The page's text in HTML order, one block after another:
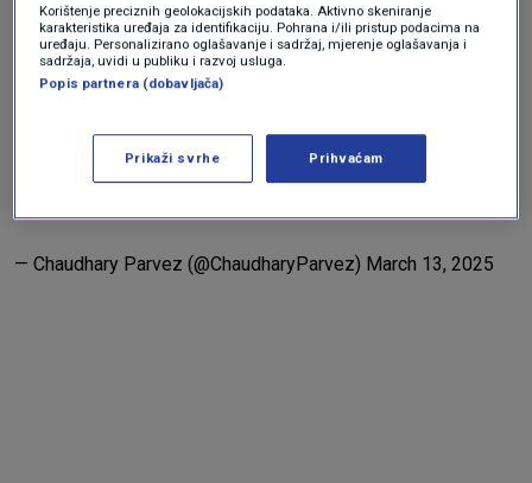
A 4.4 magnitude earthquake destroyed homes in Naples,
#Italy.#Naples #Italy #terremoto
#Pozzuoli pic.twitter.com/i5uXq5H0LA
— Chaudhary Parvez (@ChaudharyParvez) March 13, 2025
Korištenje preciznih geolokacijskih podataka. Aktivno skeniranje
karakteristika uređaja za identifikaciju. Pohrana i/ili pristup podacima na
uređaju. Personalizirano oglašavanje i sadržaj, mjerenje oglašavanja i
sadržaja, uvidi u publiku i razvoj usluga.
Popis partnera (dobavljača)
Prikaži svrhe Prihvaćam